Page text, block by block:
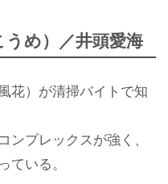
め）／井頭愛海
花）が清掃バイトで知
プレックスが強く、
いる。